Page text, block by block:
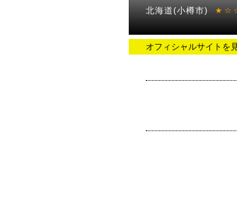
北海道(小樽市)
オフィシャルサイトを